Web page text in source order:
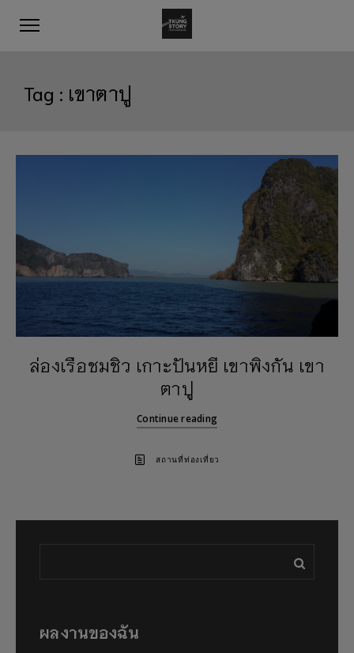
Tag : เขาตาปู
ล่องเรือชมชิว เกาะปันหยี เขาพิงกัน เขา
ตาปู
Continue reading
สถานที่ท่องเที่ยว
ผลงานของฉัน